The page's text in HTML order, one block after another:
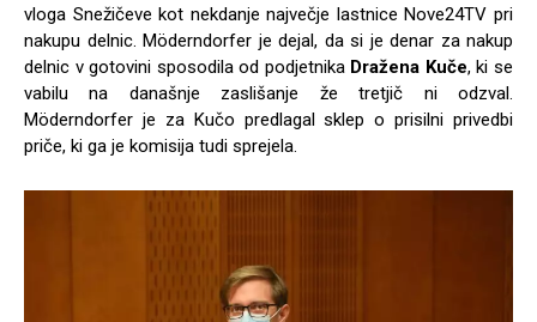
vloga Snežičeve kot nekdanje največje lastnice Nove24TV pri
nakupu delnic. Möderndorfer je dejal, da si je denar za nakup
delnic v gotovini sposodila od podjetnika Dražena Kuče, ki se
vabilu na današnje zaslišanje že tretjič ni odzval.
Möderndorfer je za Kučo predlagal sklep o prisilni privedbi
priče, ki ga je komisija tudi sprejela.